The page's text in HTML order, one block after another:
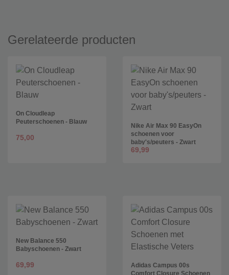
Gerelateerde producten
On Cloudleap
Peuterschoenen - Blauw
75,00
Nike Air Max 90 EasyOn
schoenen voor
baby's/peuters - Zwart
69,99
New Balance 550
Babyschoenen - Zwart
69,99
Adidas Campus 00s
Comfort Closure Schoenen